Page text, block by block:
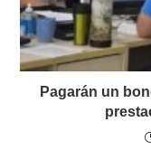
Pagarán un